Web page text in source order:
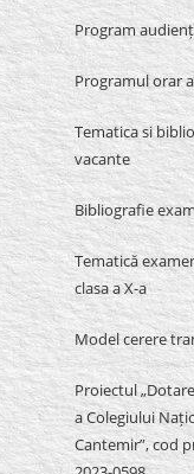
Program
Programul orar
Tematica si
vacante
Bibliografie
Tematică
clasa a X-a
Model cerere
Proiectul
a Colegiului
Cantemir”, cod